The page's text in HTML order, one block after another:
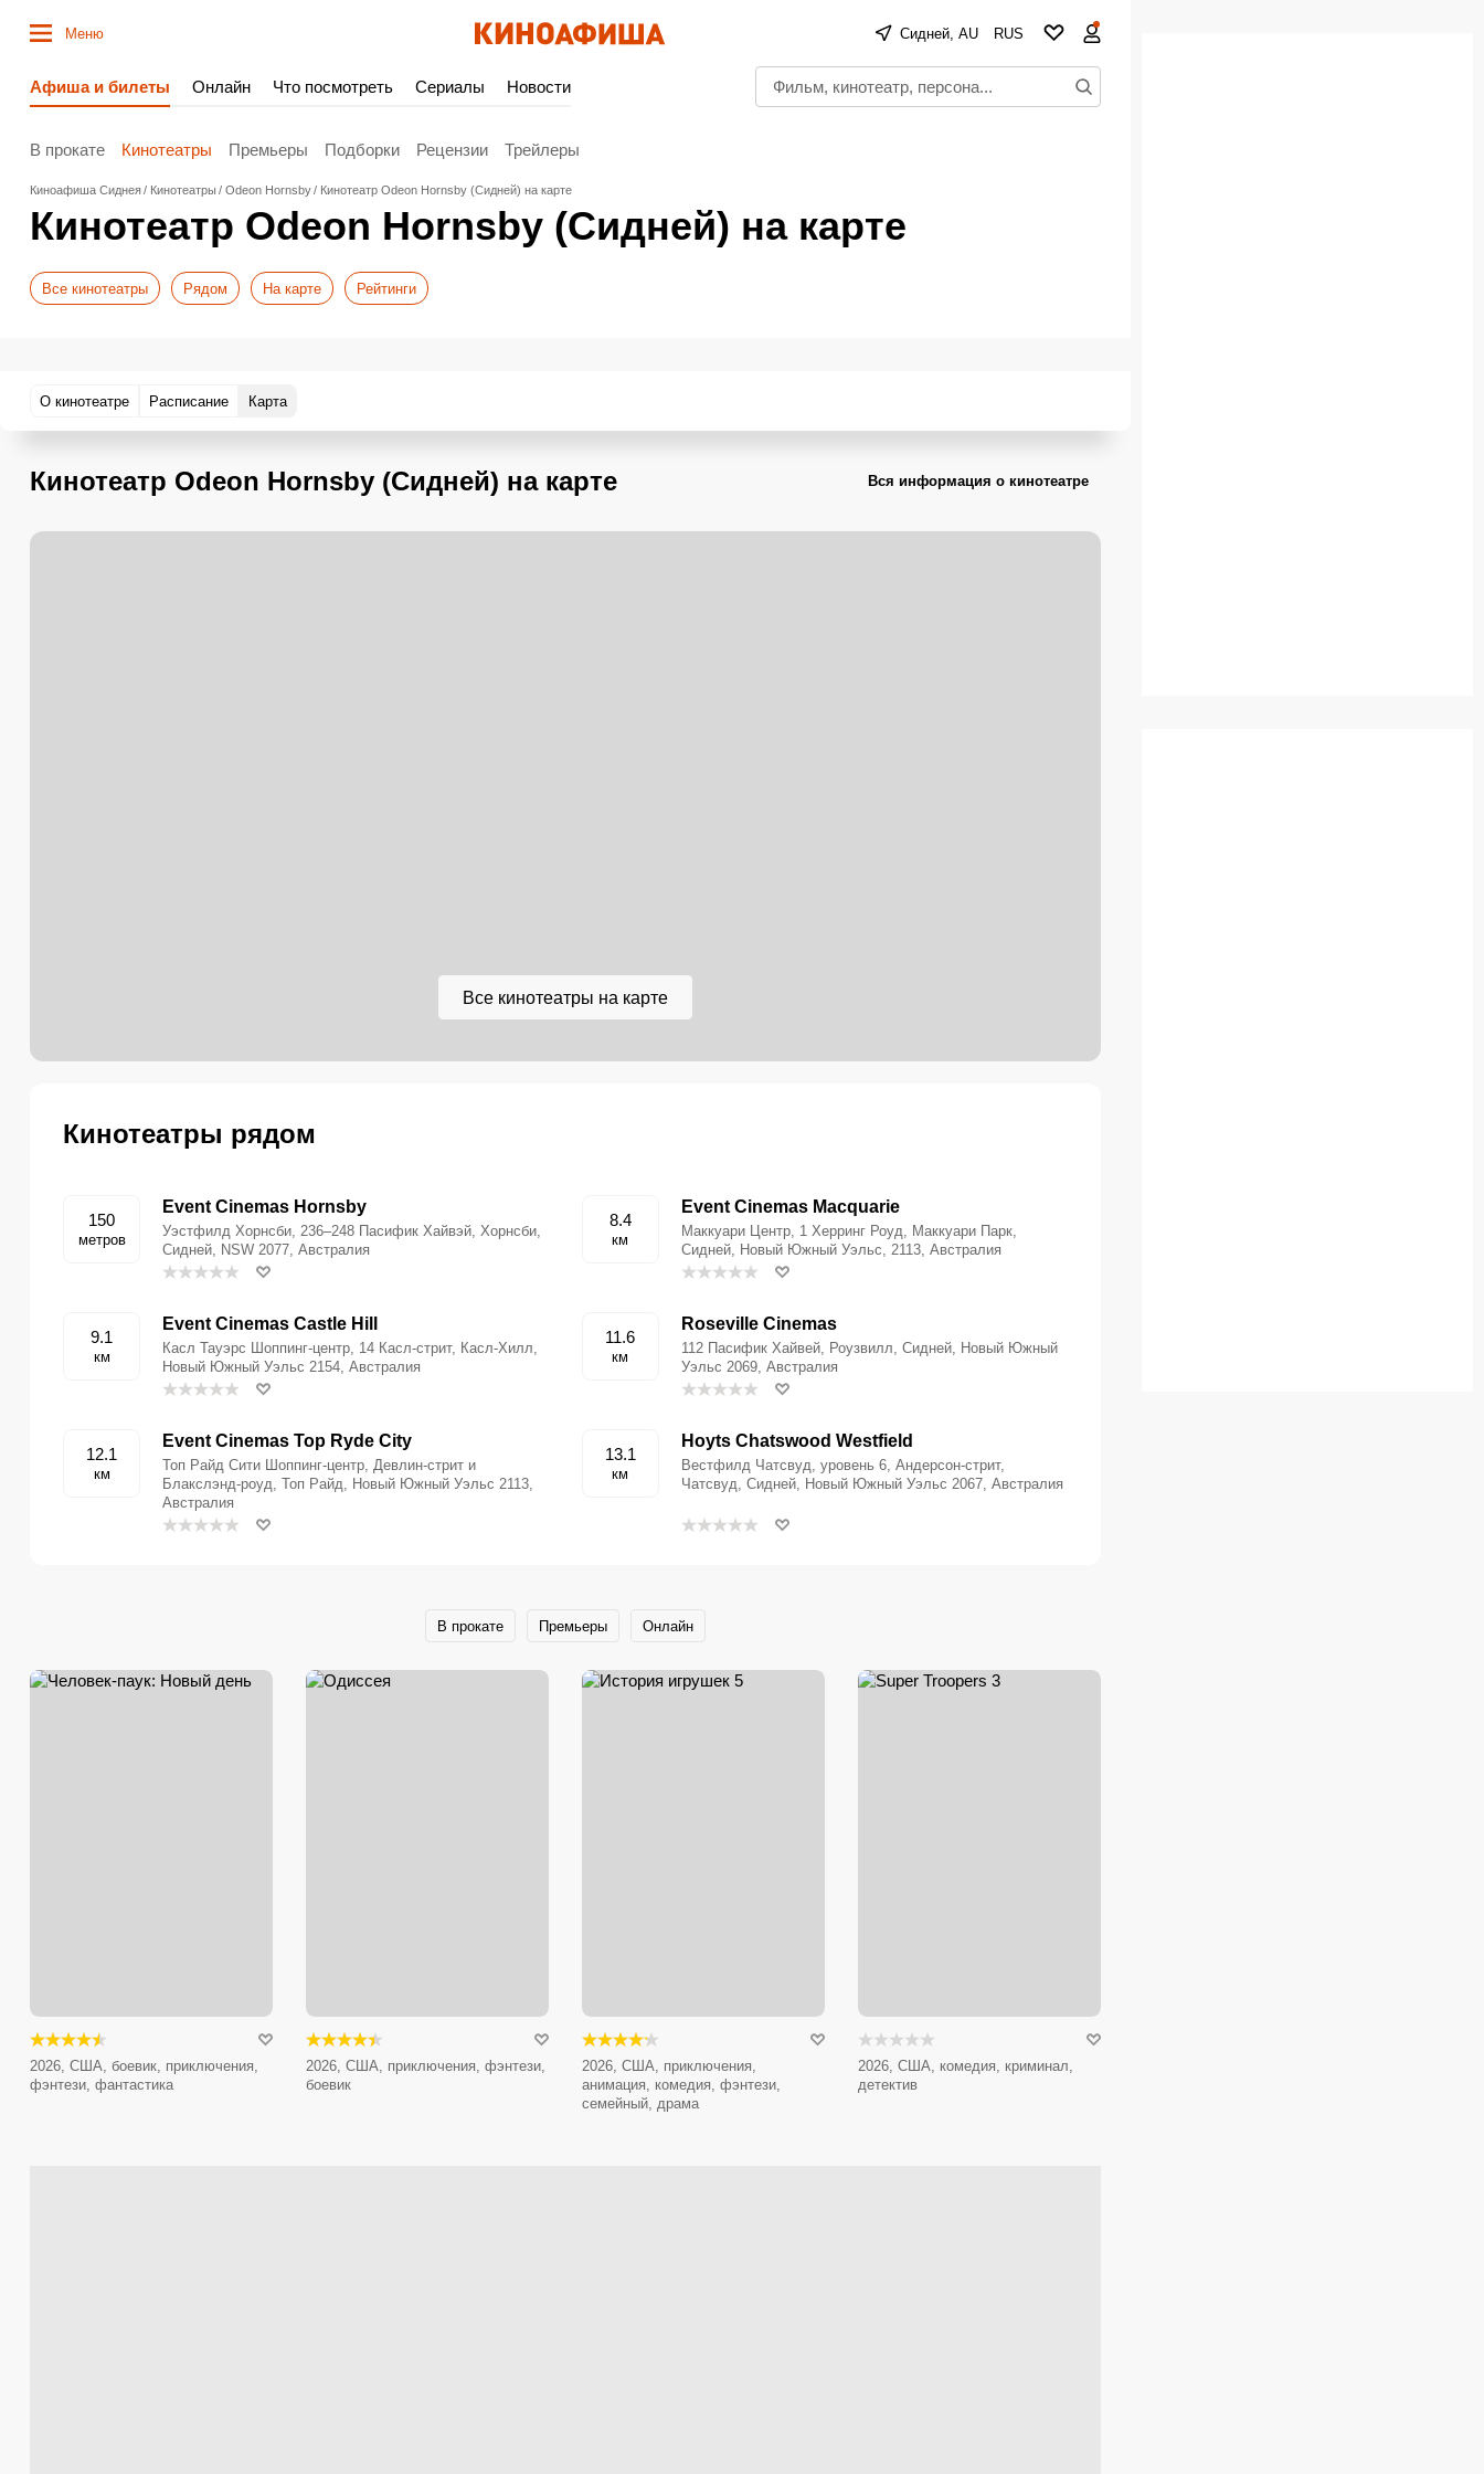
Меню Сидней, AU RUS
Афиша и билеты Онлайн Что посмотреть Сериалы Новости
В прокате Кинотеатры Премьеры Подборки Рецензии Трейлеры
Киноафиша Сиднея Кинотеатры Odeon Hornsby Кинотеатр Odeon Hornsby (Сидней) на карте
Кинотеатр Odeon Hornsby (Сидней) на карте
Все кинотеатры Рядом На карте Рейтинги
О кинотеатре Расписание Карта
Кинотеатр Odeon Hornsby (Сидней) на карте Вся информация о кинотеатре
Все кинотеатры на карте
Кинотеатры рядом
150
метров
Event Cinemas Hornsby
Уэстфилд Хорнсби, 236–248 Пасифик Хайвэй, Хорнсби,
Сидней, NSW 2077, Австралия
8.4
км
Event Cinemas Macquarie
Маккуари Центр, 1 Херринг Роуд, Маккуари Парк,
Сидней, Новый Южный Уэльс, 2113, Австралия
9.1
км
Event Cinemas Castle Hill
Касл Тауэрс Шоппинг-центр, 14 Касл-стрит, Касл-Хилл,
Новый Южный Уэльс 2154, Австралия
11.6
км
Roseville Cinemas
112 Пасифик Хайвей, Роузвилл, Сидней, Новый Южный
Уэльс 2069, Австралия
12.1
км
Event Cinemas Top Ryde City
Топ Райд Сити Шоппинг-центр, Девлин-стрит и
Блакслэнд-роуд, Топ Райд, Новый Южный Уэльс 2113,
Австралия
13.1
км
Hoyts Chatswood Westfield
Вестфилд Чатсвуд, уровень 6, Андерсон-стрит,
Чатсвуд, Сидней, Новый Южный Уэльс 2067, Австралия
В прокате Премьеры Онлайн
2026, США, боевик, приключения,
фэнтези, фантастика
2026, США, приключения, фэнтези,
боевик
2026, США, приключения,
анимация, комедия, фэнтези,
семейный, драма
2026, США, комедия, криминал,
детектив